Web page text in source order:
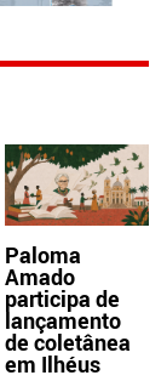
Paloma
Amado
participa de
lançamento
de coletânea
em Ilhéus